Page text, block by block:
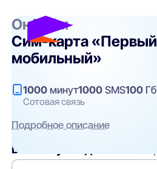
ОнЛайм
Сим-карта «Первый
мобильный»
1000 минут1000 SMS100 Гб
Сотовая связь
Подробное описание
Вам могут подойти